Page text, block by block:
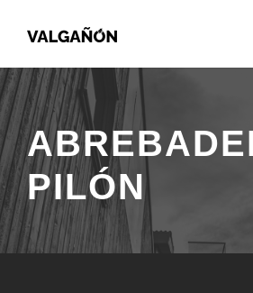
PILÓN